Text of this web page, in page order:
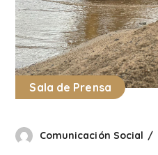
Sala de Prensa
Comunicación Social